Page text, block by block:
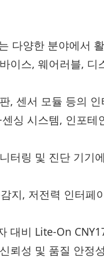
다양한 분야에서
이스, 웨어러블,
, 센서 모듈 등의
센싱 시스템, 인포
터링 및 진단 기기
지, 저전력 인터페
대비 Lite-On
뢰성 및 품질 안정